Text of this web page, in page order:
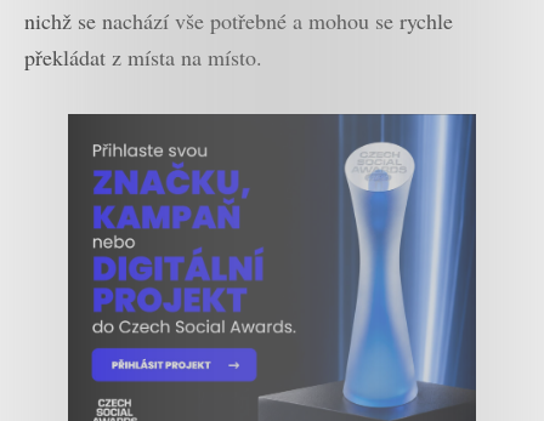
nichž se nachází vše potřebné a mohou se rychle
překládat z místa na místo.